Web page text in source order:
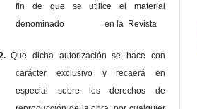
fin de que se utilice el material
denominado en la Revista
Que dicha autorización se hace con
carácter exclusivo y recaerá en
especial sobre los derechos de